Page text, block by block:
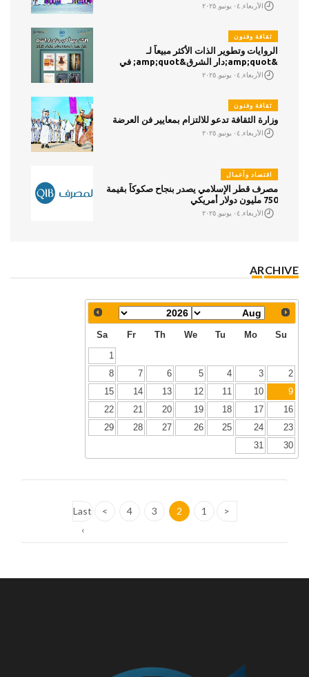
الأربعاء, ٠٤ يونيو, ٢٠٢٥
ثقافة وفنون
الروايات وتطوير الذات الأكثر مبيعاً لـ
&amp;quot;دار الشرق&amp;quot; في
معرض الكتاب
الأربعاء, ٠٤ يونيو, ٢٠٢٥
ثقافة وفنون
وزارة الثقافة تدعو للالتزام بمعايير فن العرضة
الأربعاء, ٠٤ يونيو, ٢٠٢٥
اقتصاد وأعمال
مصرف قطر الإسلامي يصدر بنجاح صكوكاً بقيمة
750 مليون دولار أمريكي
الأربعاء, ٠٤ يونيو, ٢٠٢٥
ARCHIVE
Su
Mo
Tu
We
Th
Fr
Sa
1
2
3
4
5
6
7
8
9
10
11
12
13
14
15
16
17
18
19
20
21
22
23
24
25
26
27
28
29
30
31
<
1
2
3
4
>
Last
›